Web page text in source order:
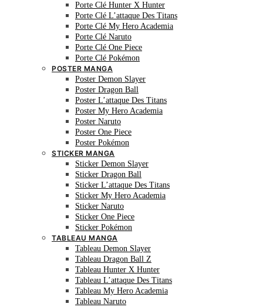
Porte Clé Hunter X Hunter
Porte Clé L’attaque Des Titans
Porte Clé My Hero Academia
Porte Clé Naruto
Porte Clé One Piece
Porte Clé Pokémon
POSTER MANGA
Poster Demon Slayer
Poster Dragon Ball
Poster L’attaque Des Titans
Poster My Hero Academia
Poster Naruto
Poster One Piece
Poster Pokémon
STICKER MANGA
Sticker Demon Slayer
Sticker Dragon Ball
Sticker L’attaque Des Titans
Sticker My Hero Academia
Sticker Naruto
Sticker One Piece
Sticker Pokémon
TABLEAU MANGA
Tableau Demon Slayer
Tableau Dragon Ball Z
Tableau Hunter X Hunter
Tableau L’attaque Des Titans
Tableau My Hero Academia
Tableau Naruto